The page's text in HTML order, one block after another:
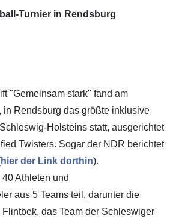
Turnier in Rendsburg
"Gemeinsam stark" fand am
in Rendsburg das größte inklusive
Holsteins statt, ausgerichtet
Twisters. Sogar der NDR berichtet
hier der Link dorthin).
40 Athleten und
aus 5 Teams teil, darunter die
das Team der Schleswiger